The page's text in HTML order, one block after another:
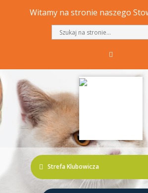
Witamy na stronie naszego
Strefa Klubowicza